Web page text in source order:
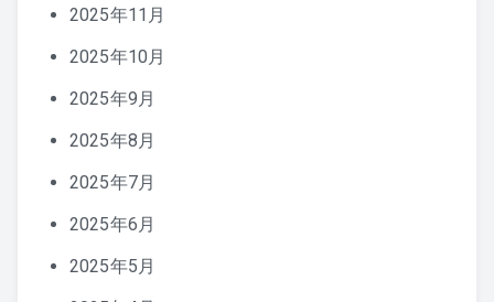
2025年11月
2025年10月
2025年9月
2025年8月
2025年7月
2025年6月
2025年5月